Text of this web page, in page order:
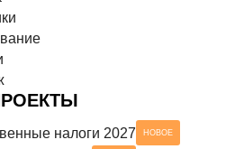
налоги 2027 НОВОЕ